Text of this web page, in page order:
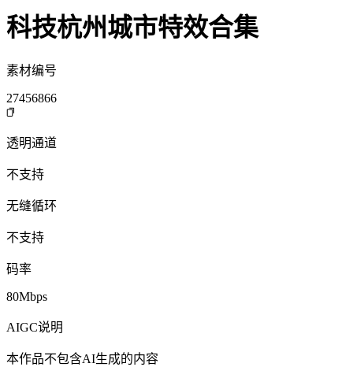
科技杭州城市特效合集
素材编号
27456866
透明通道
不支持
无缝循环
不支持
码率
80Mbps
AIGC说明
本作品不包含AI生成的内容